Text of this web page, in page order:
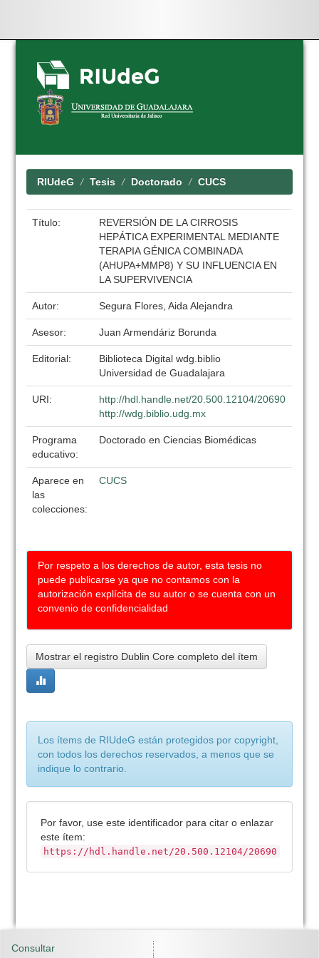
Skip
navigation
RIUdeG Tesis Doctorado CUCS
Título:
REVERSIÓN DE LA CIRROSIS
HEPÁTICA EXPERIMENTAL MEDIANTE
TERAPIA GÉNICA COMBINADA
(AHUPA+MMP8) Y SU INFLUENCIA EN
LA SUPERVIVENCIA
Autor: Segura Flores, Aida Alejandra
Asesor: Juan Armendáriz Borunda
Editorial:
Biblioteca Digital wdg.biblio
Universidad de Guadalajara
URI:
http://hdl.handle.net/20.500.12104/20690
http://wdg.biblio.udg.mx
Programa
educativo:
Doctorado en Ciencias Biomédicas
Aparece en
las
colecciones:
CUCS
Por respeto a los derechos de autor, esta tesis no
puede publicarse ya que no contamos con la
autorización explícita de su autor o se cuenta con un
convenio de confidencialidad
Mostrar el registro Dublin Core completo del ítem
Los ítems de RIUdeG están protegidos por copyright,
con todos los derechos reservados, a menos que se
indique lo contrario.
Por favor, use este identificador para citar o enlazar
este ítem:
https://hdl.handle.net/20.500.12104/20690
Consultar